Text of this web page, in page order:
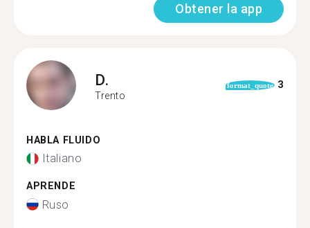
Obtener la app
D.
Trento
format_quote 3
HABLA FLUIDO
Italiano
APRENDE
Ruso